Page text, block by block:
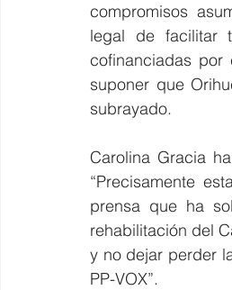
compromisos
legal de facilitar
cofinanciadas por
suponer que
subrayado.
Carolina Gracia
“Precisamente
prensa que ha
rehabilitación del
y no dejar perder
PP-VOX”.